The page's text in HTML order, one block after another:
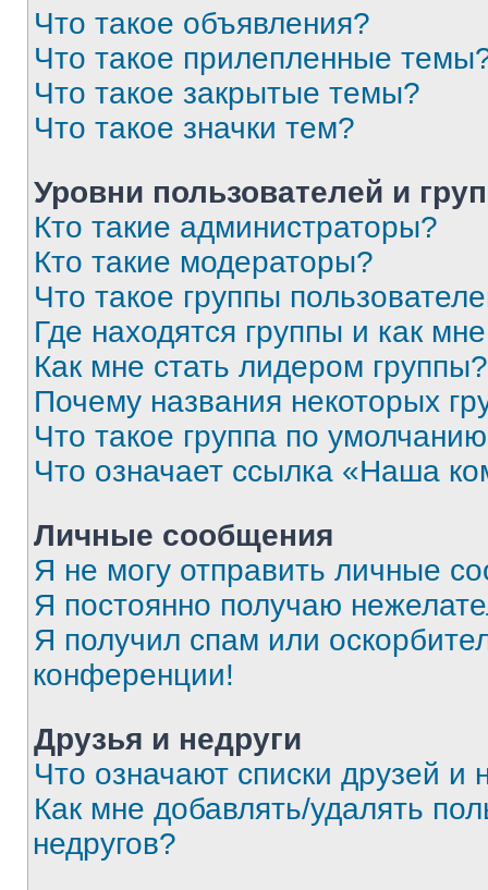
Что такое объявления?
Что такое прилепленные
Что такое закрытые темы?
Что такое значки тем?
Уровни пользователей и
Кто такие администраторы?
Кто такие модераторы?
Что такое группы
Где находятся группы и как
Как мне стать лидером группы?
Почему названия некоторых
Что такое группа по
Что означает ссылка «Наша
Личные сообщения
Я не могу отправить личные
Я постоянно получаю
Я получил спам или
конференции!
Друзья и недруги
Что означают списки друзей и
Как мне добавлять/удалять
недругов?